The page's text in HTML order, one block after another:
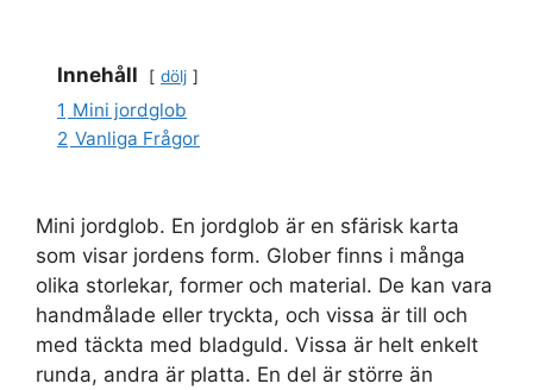
Innehåll dölj
1 Mini jordglob
2 Vanliga Frågor
Mini jordglob. En jordglob är en sfärisk karta
som visar jordens form. Glober finns i många
olika storlekar, former och material. De kan vara
handmålade eller tryckta, och vissa är till och
med täckta med bladguld. Vissa är helt enkelt
runda, andra är platta. En del är större än